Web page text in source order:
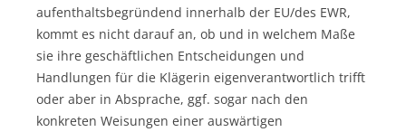
aufenthaltsbegründend innerhalb der EU/des EWR,
kommt es nicht darauf an, ob und in welchem Maße
sie ihre geschäftlichen Entscheidungen und
Handlungen für die Klägerin eigenverantwortlich trifft
oder aber in Absprache, ggf. sogar nach den
konkreten Weisungen einer auswärtigen